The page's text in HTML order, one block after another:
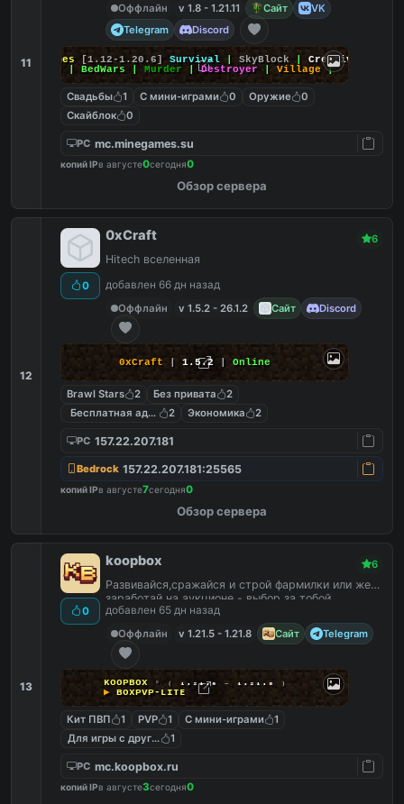
11
Оффлайн
v 1.8 - 1.21.11 Сайт
VK
Telegram
Discord
MineGames [1.12-1.20.6] Survival SkyBlock Creative
SkyWars
| BedWars | Murder |Destroyer Village|
Свадьбы 1 С мини-играми 0 Оружие
0
Скайблок
0
PC mc.minegames.su
копий IPв августе0сегодня0
Обзор сервера
12
0
0xCraft 6
Hitech вселенная
добавлен 66 дн назад
Оффлайн
v 1.5.2 - 26.1.2 Сайт Discord
0xCraft | 1.5.2 | Online
Brawl Stars 2 Без привата
2
Бесплатная админка
2 Экономика 2
PC 157.22.207.181
Bedrock 157.22.207.181:25565
копий IPв августе7сегодня0
Обзор сервера
13
0
koopbox 6
Развивайся,сражайся и строй фармилки или же
заработай на аукционе - выбор за тобой
добавлен 65 дн назад
Оффлайн
v 1.21.5 - 1.21.8 Сайт Telegram
ᴋᴏᴏᴘʙᴏx ▪ ₍ ₁.₂₁.₅ ₋ ₁.₂₁.₈
₎
▶ ʙᴏxᴘᴠᴘ-ʟɪᴛᴇ
Кит ПВП 1 PVP 1 С мини-играми
1
Для игры с другом 1
PC mc.koopbox.ru
копий IPв августе3сегодня0